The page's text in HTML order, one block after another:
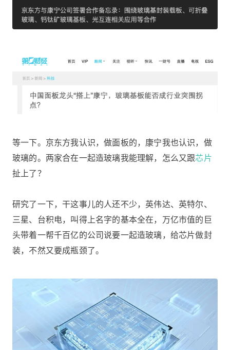
等一下。京东方我认识，做面板的，康宁我也认识，做
玻璃的。两家合在一起造玻璃我能理解，怎么又跟芯片
扯上了？
研究了一下，干这事儿的人还不少，英伟达、英特尔、
三星、台积电，叫得上名字的基本全在，万亿市值的巨
头带着一帮千百亿的公司说要一起造玻璃，给芯片做封
装，不然又要成瓶颈了。